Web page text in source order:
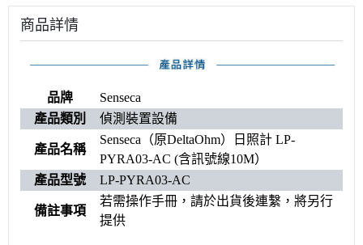
商品詳情
品牌
Senseca
產品類別
偵測裝置設備
產品名稱
Senseca（原DeltaOhm）日照計 LP-
PYRA03-AC (含訊號線10M）
產品型號
LP-PYRA03-AC
備註事項
若需操作手冊，請於出貨後連繫，將另行
提供